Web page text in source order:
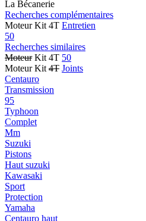
La Bécanerie
Recherches complémentaires
Moteur Kit 4T Entretien
50
Recherches similaires
MoteurKit 4T 50
Moteur Kit 4T Joints
Centauro
Transmission
95
Typhoon
Complet
Mm
Suzuki
Pistons
Haut suzuki
Kawasaki
Sport
Protection
Yamaha
Centauro haut